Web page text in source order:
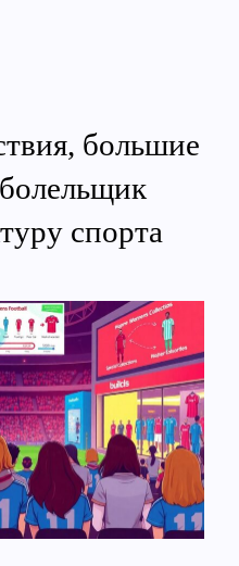
большие
спорта